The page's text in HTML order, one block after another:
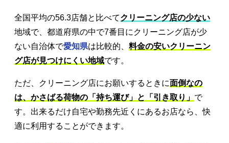
全国平均の56.3店舗と比べてクリーニング店の少ない
地域で、都道府県の中で7番目にクリーニング店が少
ない自治体で愛知県は比較的、 料金の安いクリーニン
グ店が見つけにくい地域です。
ただ、クリーニング店にお願いするときに面倒なの
は、かさばる荷物の「持ち運び」と「引き取り」 で
す。出来るだけ自宅や勤務先近くにあるお店なら、快
適に利用することができます。